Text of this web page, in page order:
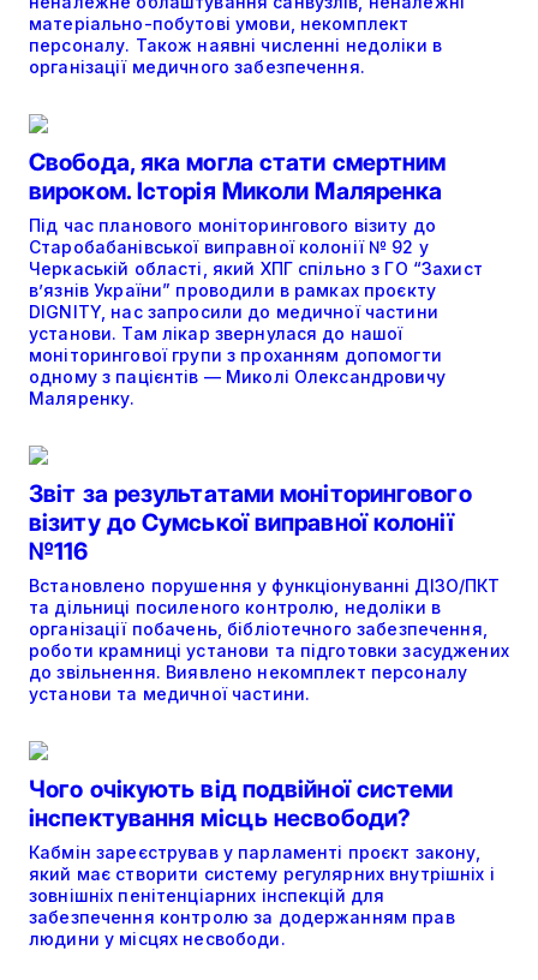
матеріально-побутові умови, некомплект
персоналу. Також наявні численні недоліки в
організації медичного забезпечення.
Свобода, яка могла стати смертним
вироком. Історія Миколи Маляренка
Під час планового моніторингового візиту до
Старобабанівської виправної колонії № 92 у
Черкаській області, який ХПГ спільно з ГО “Захист
в’язнів України” проводили в рамках проєкту
DIGNITY, нас запросили до медичної частини
установи. Там лікар звернулася до нашої
моніторингової групи з проханням допомогти
одному з пацієнтів — Миколі Олександровичу
Маляренку.
Звіт за результатами моніторингового
візиту до Сумської виправної колонії
№116
Встановлено порушення у функціонуванні ДІЗО/ПКТ
та дільниці посиленого контролю, недоліки в
організації побачень, бібліотечного забезпечення,
роботи крамниці установи та підготовки засуджених
до звільнення. Виявлено некомплект персоналу
установи та медичної частини.
Чого очікують від подвійної системи
інспектування місць несвободи?
Кабмін зареєстрував у парламенті проєкт закону,
який має створити систему регулярних внутрішніх і
зовнішніх пенітенціарних інспекцій для
забезпечення контролю за додержанням прав
людини у місцях несвободи.